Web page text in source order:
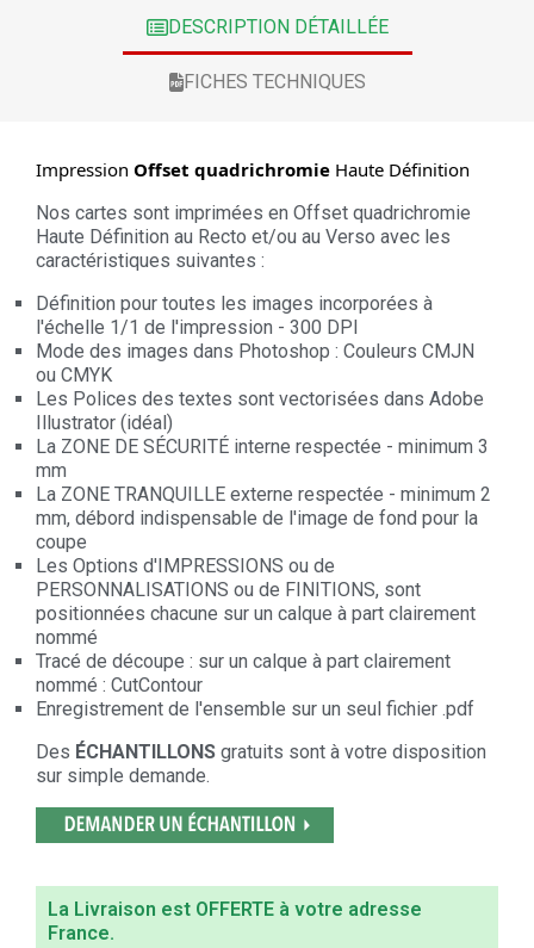
DESCRIPTION DÉTAILLÉE
FICHES TECHNIQUES
Impression Offset quadrichromie Haute Définition
Nos cartes sont imprimées en Offset quadrichromie
Haute Définition au Recto et/ou au Verso avec les
caractéristiques suivantes :
Définition pour toutes les images incorporées à
l'échelle 1/1 de l'impression - 300 DPI
Mode des images dans Photoshop : Couleurs CMJN
ou CMYK
Les Polices des textes sont vectorisées dans Adobe
Illustrator (idéal)
La ZONE DE SÉCURITÉ interne respectée - minimum 3
mm
La ZONE TRANQUILLE externe respectée - minimum 2
mm, débord indispensable de l'image de fond pour la
coupe
Les Options d'IMPRESSIONS ou de
PERSONNALISATIONS ou de FINITIONS, sont
positionnées chacune sur un calque à part clairement
nommé
Tracé de découpe : sur un calque à part clairement
nommé : CutContour
Enregistrement de l'ensemble sur un seul fichier .pdf
Des ÉCHANTILLONS gratuits sont à votre disposition
sur simple demande.
La Livraison est OFFERTE à votre adresse
France.